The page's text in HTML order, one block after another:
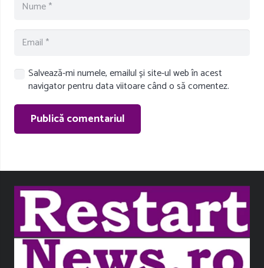
Salvează-mi numele, emailul și site-ul web în acest
navigator pentru data viitoare când o să comentez.
Publică comentariul